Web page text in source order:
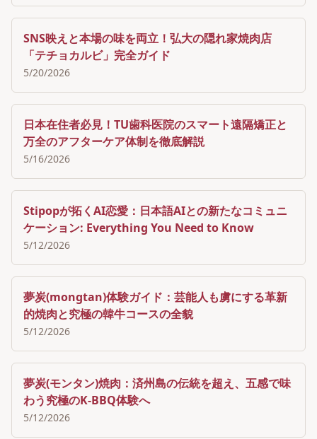
SNS映えと本場の味を両立！弘大の隠れ家焼肉店
「テチョカルビ」完全ガイド
5/20/2026
日本在住者必見！TU歯科医院のスマート遠隔矯正と
万全のアフターケア体制を徹底解説
5/16/2026
Stipopが拓くAI恋愛：日本語AIとの新たなコミュニ
ケーション: Everything You Need to Know
5/12/2026
夢炭(mongtan)体験ガイド：芸能人も虜にする革新
的焼肉と究極の韓牛コースの全貌
5/12/2026
夢炭(モンタン)焼肉：済州島の伝統を超え、五感で味
わう究極のK-BBQ体験へ
5/12/2026